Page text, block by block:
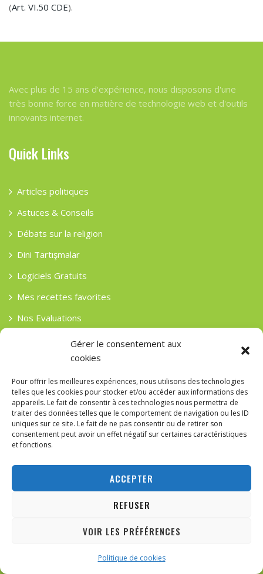
Gérer le consentement aux
cookies
Pour offrir les meilleures expériences, nous utilisons des technologies
telles que les cookies pour stocker et/ou accéder aux informations des
appareils. Le fait de consentir à ces technologies nous permettra de
traiter des données telles que le comportement de navigation ou les ID
uniques sur ce site. Le fait de ne pas consentir ou de retirer son
consentement peut avoir un effet négatif sur certaines caractéristiques
et fonctions.
ACCEPTER
REFUSER
VOIR LES PRÉFÉRENCES
Politique de cookies
(Art. VI.50 CDE).
Avec plus de 15 ans d'expérience, nous disposons d'une
très bonne force en matière de technologie web et d'outils
innovants internet.
Quick Links
Articles politiques
Astuces & Conseils
Débats sur la religion
Dini Tartışmalar
Logiciels Gratuits
Mes recettes favorites
Nos Evaluations
Une vie saine
Recent Posts
GUIDE COMPLET : PWM & RÉGLAGE DES VENTILATEURS DANS
DE NICÉE À CONSTANTINOPLE : L’HÉRITAGE MONOTHÉISTE